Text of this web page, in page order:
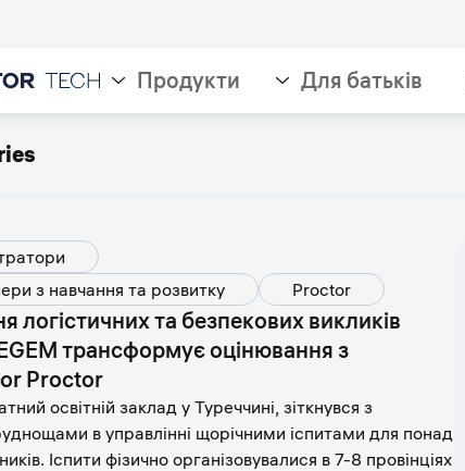
Продукти Для батьків
з навчання та розвитку
Proctor
логістичних та безпекових викликів
трансформує оцінювання з
Proctor
освітній заклад у Туреччині, зіткнувся з
в управлінні щорічними іспитами для понад
Іспити фізично організовувалися в 7-8 провінціях